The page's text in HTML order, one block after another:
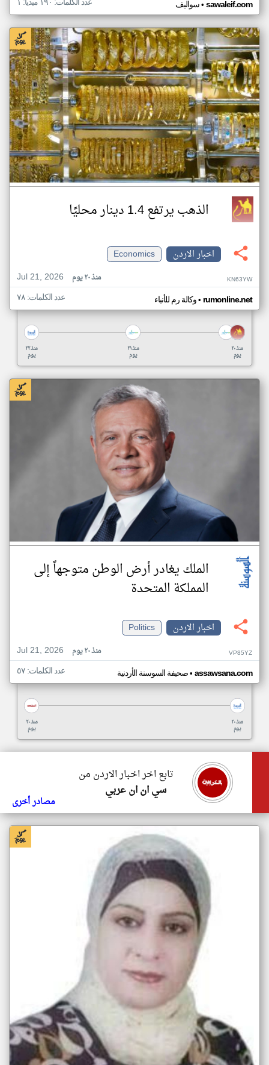
سواليف• sawaleif.com
الذهب يرتفع 1.4 دينار محليًا
اخبار الاردن
Economics
Jul 21, 2026
منذ ٢٠ يوم KN63YW
وكالة رم للأنباء• rumonline.net عدد الكلمات: ٧٨
منذ ٢٢
يوم
منذ ٢١
يوم
منذ ٢٠
يوم
الملك يغادر أرض الوطن متوجهاً إلى
المملكة المتحدة
اخبار الاردن
Politics
Jul 21, 2026
منذ ٢٠ يوم VP85YZ
صحيفة السوسنة الأردنية• assawsana.com عدد الكلمات: ٥٧
منذ ٢٠
يوم
منذ ٢٠
يوم
تابع اخر اخبار الاردن من
سي ان ان عربي
مصادر أخرى